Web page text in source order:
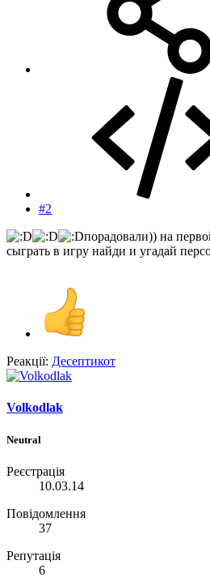
#2
порадовали)) на
сыграть в игру найди и угадай
Реакції: Десептикот
Volkodlak
Neutral
Реєстрація
10.03.14
Повідомлення
37
Репутація
6